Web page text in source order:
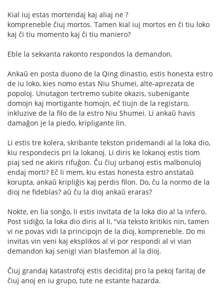
Kial iuj estas mortendaj kaj aliaj ne ?
kompreneble ĉiuj mortos. Tamen kial iuj mortos en ĉi tiu loko
kaj ĉi tiu momento kaj ĉi tiu maniero?
Eble la sekvanta rakonto respondos la demandon.
Ankaŭ en posta duono de la Qing dinastio, estis honesta estro
de iu loko, kies nomo estas Niu Shumei, alte-aprezata de
popoloj. Unutagon tertremo subite okazis, subenigante
domojn kaj mortigante homojn, eĉ tiujn de la registaro,
inkluzive de la filo de la estro Niu Shumei. Li ankaŭ havis
damaĝon je la piedo, kripligante lin.
Li estis tre kolera, skribante tekston pridemandi al la loka dio,
kiu respondecis pri la lokanoj. Li diris ke lokanoj estis tiom
piaj sed ne akiris rifuĝon. Ĉu ĉiuj urbanoj estis malbonuloj
endaj morti? Eĉ li mem, kiu estas honesta estro anstataŭ
korupta, ankaŭ kripliĝis kaj perdis filon. Do, ĉu la normo de la
dioj ne fideblas? aŭ ĉu la dioj ankaŭ eraras?
Nokte, en lia sonĝo, li estis invitata de la loka dio al la infero.
Post sidiĝo, la loka dio diris al li, "via teksto kritikis nin, tamen
vi ne povas vidi la principojn de la dioj, kompreneble. Do mi
invitas vin veni kaj eksplikos al vi por respondi al vi vian
demandon kaj senigi vian blasfemon al la dioj.
Ĉiuj grandaj katastrofoj estis deciditaj pro la pekoj faritaj de
ĉiuj anoj en iu grupo, tute ne estante hazarda.